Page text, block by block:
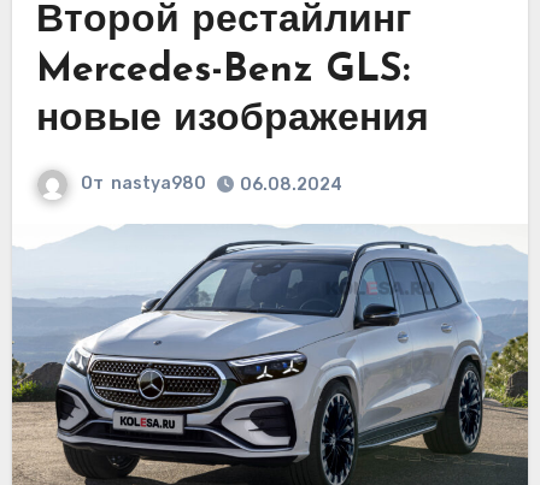
Второй рестайлинг
Mercedes-Benz GLS:
новые изображения
От nastya980 06.08.2024